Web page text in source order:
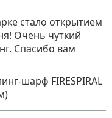
стало открытием
Очень чуткий
Спасибо вам
шарф FIRESPIRAL